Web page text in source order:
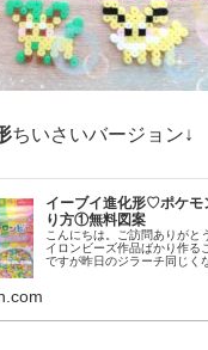
ちいさいバージョン↓
イーブイ進化形♡ポケモ
り方①無料図案
こんにちは。ご訪問ありがと
イロンビーズ作品ばかり作る
ですが昨日のジラーチ同じく